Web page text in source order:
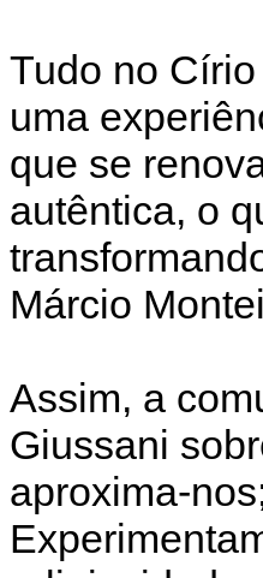
Tudo no
uma
que se
autêntica, o
Márcio
Assim, a
Giussani
aproxima-